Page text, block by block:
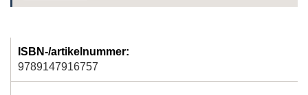
ISBN-/artikelnummer:
9789147916757